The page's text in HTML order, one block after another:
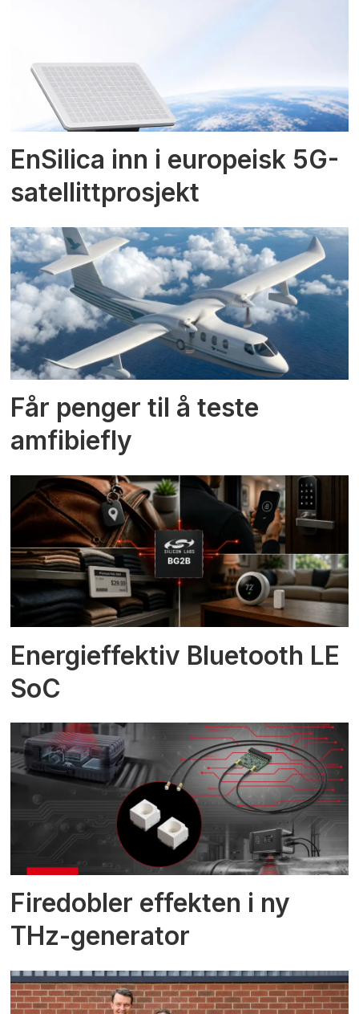
EnSilica inn i europeisk 5G-
satellittprosjekt
Får penger til å teste
amfibiefly
Energieffektiv Bluetooth LE
SoC
Firedobler effekten i ny
THz-generator